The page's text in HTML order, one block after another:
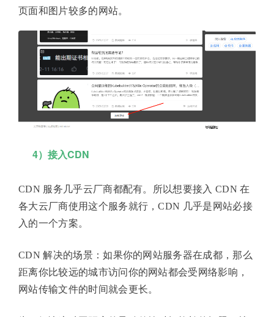
页面和图片较多的网站。
4）接入CDN
CDN 服务几乎云厂商都配有。所以想要接入 CDN 在
各大云厂商使用这个服务就行，CDN 几乎是网站必接
入的一个方案。
CDN 解决的场景：如果你的网站服务器在成都，那么
距离你比较远的城市访问你的网站都会受网络影响，
网站传输文件的时间就会更长。